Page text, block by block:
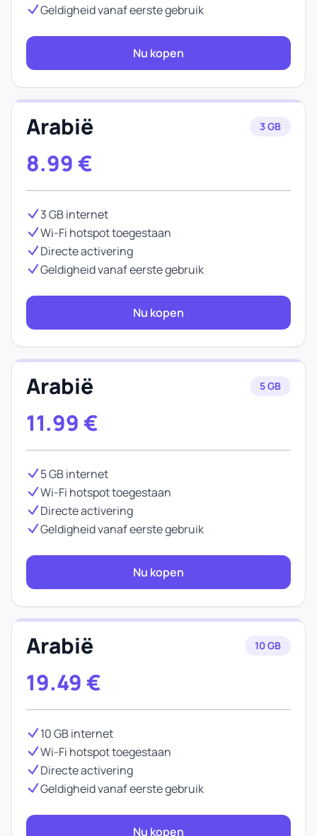
Geldigheid vanaf eerste gebruik
Nu kopen
Arabië 3 GB
8.99 €
3 GB internet
Wi-Fi hotspot toegestaan
Directe activering
Geldigheid vanaf eerste gebruik
Nu kopen
Arabië 5 GB
11.99 €
5 GB internet
Wi-Fi hotspot toegestaan
Directe activering
Geldigheid vanaf eerste gebruik
Nu kopen
Arabië 10 GB
19.49 €
10 GB internet
Wi-Fi hotspot toegestaan
Directe activering
Geldigheid vanaf eerste gebruik
Nu kopen